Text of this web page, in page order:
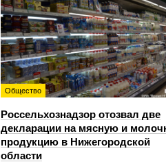
Общество
Россельхознадзор отозвал две
декларации на мясную и
продукцию в Нижегородской
области